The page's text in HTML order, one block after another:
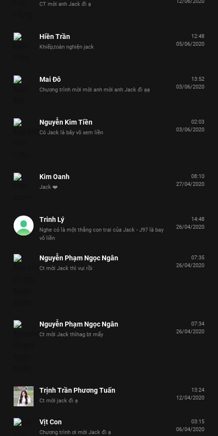
CT mời anh Jack đi ạ
Hiền Trần
Khiếp,toàn nghiện jack
12:48
05/06/2020
Mai Đô
Chương trình mời mời anh mời anh Jack đi ạạ
13:52
03/06/2020
Nguyễn Kim Tiền
Có Jack là bây vô xem liền
02:03
03/06/2020
Kim Oanh
Jack ❤️
08:10
27/04/2020
Trinh Lý
Nghe có là một thằng con trai của Jack - J97 là bay
vô liền
14:48
26/04/2020
Nguyễn Phạm Ngọc Ngân
Ct mời Jack thì vui rồi
07:35
26/04/2020
Nguyễn Phạm Ngọc Ngân
Ct mời Jack thìhag bt mấy
07:34
26/04/2020
Trịnh Trần Phương Tuấn
Ct mời jack đi ạ
13:24
12/04/2020
Vịt Con
Chương trình ơi mời Jack đi ạ
03:15
06/04/2020